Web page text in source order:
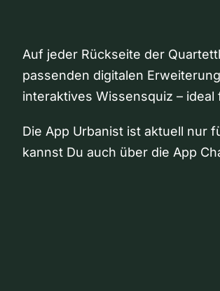
Auf jeder Rückseite der
passenden digitalen
interaktives Wissensquiz –
Die App Urbanist ist aktuell nur
kannst Du auch über die App